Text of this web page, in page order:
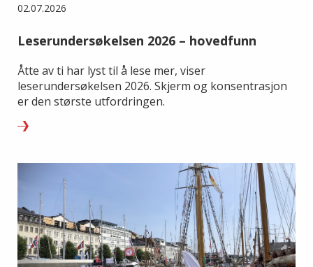
02.07.2026
Leserundersøkelsen 2026 – hovedfunn
Åtte av ti har lyst til å lese mer, viser
leserundersøkelsen 2026. Skjerm og konsentrasjon
er den største utfordringen.